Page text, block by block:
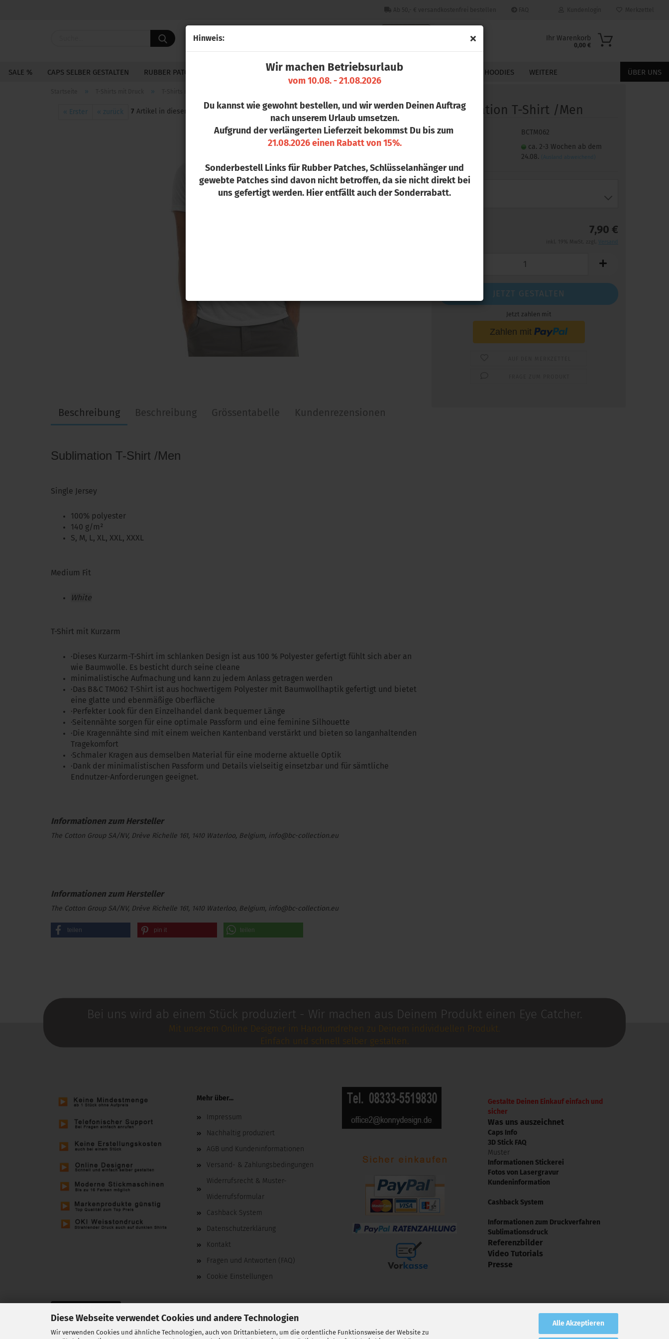
Diese Webseite verwendet Cookies und andere Technologien
Wir verwenden Cookies und ähnliche Technologien, auch von Drittanbietern, um die ordentliche Funktionsweise der Website zu
Alle Akzeptieren
Hin­weis:
Wir machen Betriebsurlaub
vom 10.08. - 21.08.2026
Du kannst wie gewohnt bestellen, und wir werden Deinen Auftrag
nach unserem Urlaub umsetzen.
Aufgrund der verlängerten Lieferzeit bekommst Du bis zum
21.08.2026 einen Rabatt von 15%.
Sonderbestell Links für Rubber Patches, Schlüsselanhänger und
gewebte Patches sind davon nicht betroffen, da sie nicht direkt bei
uns gefertigt werden. Hier entfällt auch der Sonderrabatt.
Passwort vergessen?
Ihr Warenkorb
0,00 €
SALE % CAPS SELBER GESTALTEN RUBBER PATCHES SCHLÜSSELANHÄNGER PINS STICKER & PATCHES HOODIES ÜBER UNS
WEITERE
» »
« Erster « zurück 7 Artikel in dieser Kategorie Sub­li­ma­ti­on T-​Shirt /Men
Art.Nr.:
BCTM062
ca. 2-3 Wochen ab dem
24.08.
(Ausland abweichend)
Größe:
7,90 €
Versand
JETZT GESTALTEN
Jetzt zahlen mit
Beschreibung Beschreibung Grössentabelle Kundenrezensionen
Sublimation T-Shirt /Men
Single Jersey
100% polyester
140 g/m²
S, M, L, XL, XXL, XXXL
Medium Fit
White
T-Shirt mit Kurzarm
·Dieses Kurzarm-T-Shirt im schlanken Design ist aus 100 % Polyester gefertigt fühlt sich aber an
wie Baumwolle. Es besticht durch seine cleane
minimalistische Aufmachung und kann zu jedem Anlass getragen werden
·Das B&C TM062 T-Shirt ist aus hochwertigem Polyester mit Baumwollhaptik gefertigt und bietet
eine glatte und ebenmäßige Oberfläche
·Perfekter Look für den Einzelhandel dank bequemer Länge
·Seitennähte sorgen für eine optimale Passform und eine feminine Silhouette
·Die Kragennähte sind mit einem weichen Kantenband verstärkt und bieten so langanhaltenden
Tragekomfort
·Schmaler Kragen aus demselben Material für eine moderne aktuelle Optik
·Dank der minimalistischen Passform und Details vielseitig einsetzbar und für sämtliche
Endnutzer-Anforderungen geeignet.
The Cotton Group SA/NV, Drève Richelle 161, 1410 Waterloo, Belgium, info@bc-collection.eu
The Cotton Group SA/NV, Drève Richelle 161, 1410 Waterloo, Belgium, info@bc-collection.eu
teilen pin it teilen
Bei uns wird ab einem Stück produziert - Wir machen aus Deinem Produkt einen Eye Catcher.
Mit unserem Online Designer im Handumdrehen zu Deinem individuellen Produkt.
Einfach und schnell selber gestalten.
Mehr über...
Impressum
Nachhaltig produziert
AGB und Kundeninformationen
Versand- & Zahlungsbedingungen
Widerrufsrecht & Muster-
Widerrufsformular
Cashback System
Datenschutzerklärung
Kontakt
Fragen und Antworten (FAQ)
Cookie Einstellungen
Gestalte Deinen Einkauf einfach und
sicher
Was uns auszeichnet
Caps Info
3D Stick FAQ
Muster
Informationen Stickerei
Fotos von Lasergravur
Kundeninformation
Cashback System
Informationen zum Druckverfahren
Sublimationsdruck
Referenzbilder
Video Tutorials
Presse